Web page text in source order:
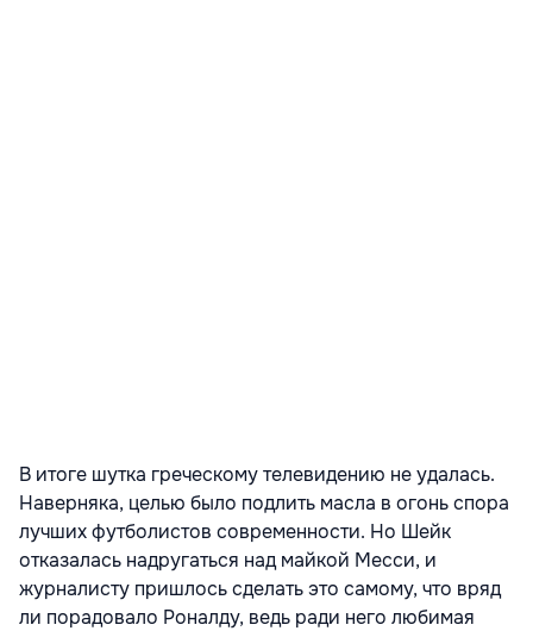
В итоге шутка греческому телевидению не удалась.
Наверняка, целью было подлить масла в огонь спора
лучших футболистов современности. Но Шейк
отказалась надругаться над майкой Месси, и
журналисту пришлось сделать это самому, что вряд
ли порадовало Роналду, ведь ради него любимая